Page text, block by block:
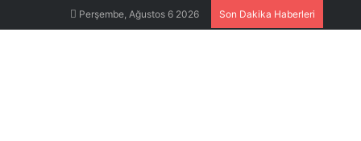
Perşembe, Ağustos 6 2026 Son Dakika Haberleri